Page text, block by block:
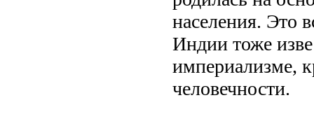
населения. Это
Индии тоже
империализме,
человечности.